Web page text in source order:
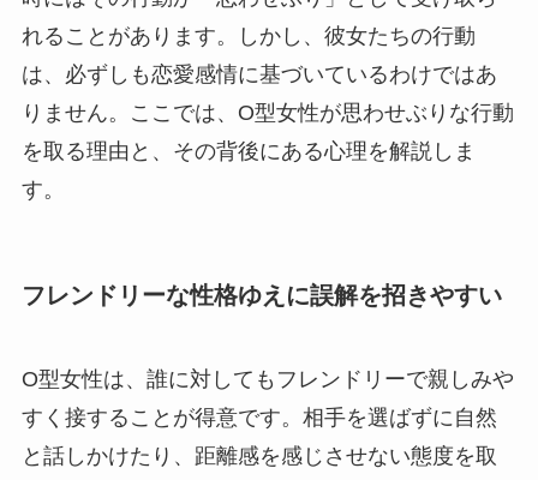
れることがあります。しかし、彼女たちの行動
は、必ずしも恋愛感情に基づいているわけではあ
りません。ここでは、O型女性が思わせぶりな行動
を取る理由と、その背後にある心理を解説しま
す。
フレンドリーな性格ゆえに誤解を招きやすい
O型女性は、誰に対してもフレンドリーで親しみや
すく接することが得意です。相手を選ばずに自然
と話しかけたり、距離感を感じさせない態度を取